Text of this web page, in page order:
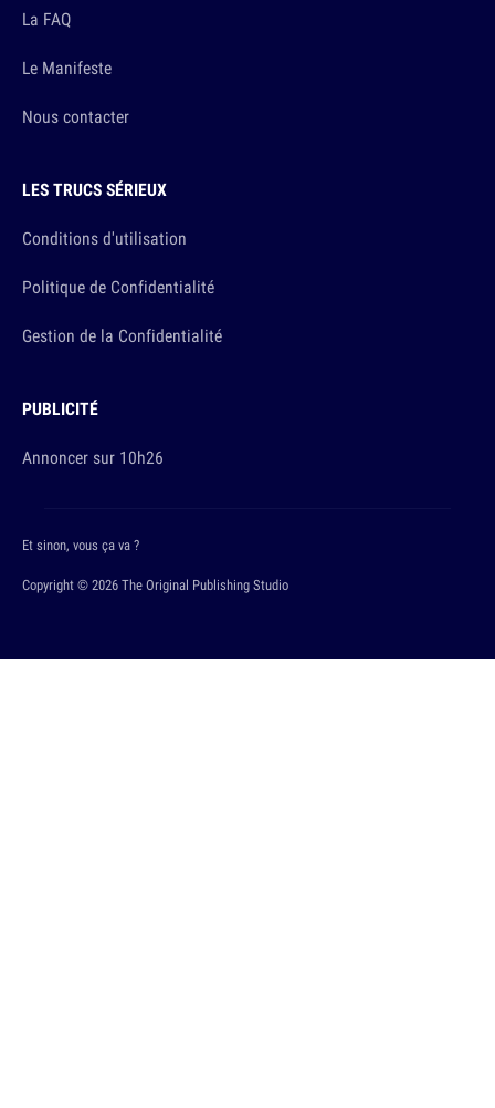
La FAQ
Le Manifeste
Nous contacter
LES TRUCS SÉRIEUX
Conditions d'utilisation
Politique de Confidentialité
Gestion de la Confidentialité
PUBLICITÉ
Annoncer sur 10h26
Copyright © 2026 The Original Publishing Studio
Et sinon, vous ça va ?